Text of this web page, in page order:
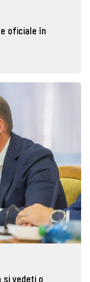
oficiale în
și vedeți o